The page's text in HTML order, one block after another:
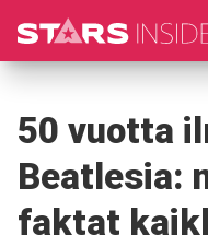
50 vuotta
Beatlesia:
faktat